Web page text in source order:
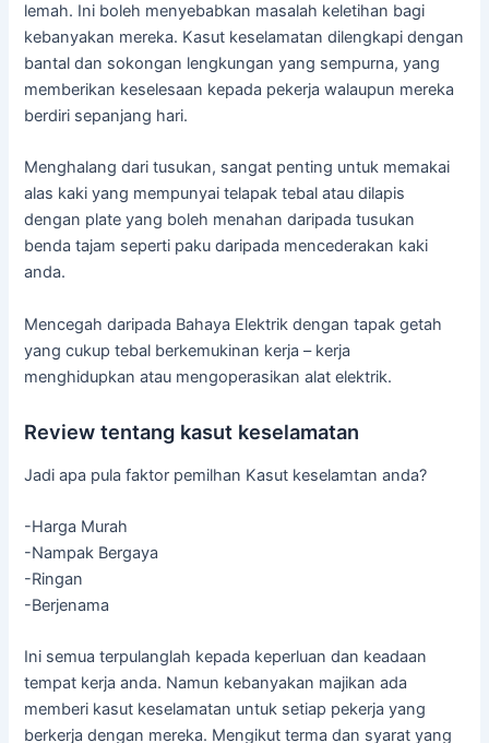
lemah. Ini boleh menyebabkan masalah keletihan bagi
kebanyakan mereka. Kasut keselamatan dilengkapi dengan
bantal dan sokongan lengkungan yang sempurna, yang
memberikan keselesaan kepada pekerja walaupun mereka
berdiri sepanjang hari.
Menghalang dari tusukan, sangat penting untuk memakai
alas kaki yang mempunyai telapak tebal atau dilapis
dengan plate yang boleh menahan daripada tusukan
benda tajam seperti paku daripada mencederakan kaki
anda.
Mencegah daripada Bahaya Elektrik dengan tapak getah
yang cukup tebal berkemukinan kerja – kerja
menghidupkan atau mengoperasikan alat elektrik.
Review tentang kasut keselamatan
Jadi apa pula faktor pemilhan Kasut keselamtan anda?
-Harga Murah
-Nampak Bergaya
-Ringan
-Berjenama
Ini semua terpulanglah kepada keperluan dan keadaan
tempat kerja anda. Namun kebanyakan majikan ada
memberi kasut keselamatan untuk setiap pekerja yang
berkerja dengan mereka. Mengikut terma dan syarat yang